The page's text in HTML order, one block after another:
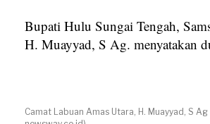
Bupati Hulu Sungai Tengah,
H. Muayyad, S Ag. menyatakan
Camat Labuan Amas Utara, H. Muayyad, S